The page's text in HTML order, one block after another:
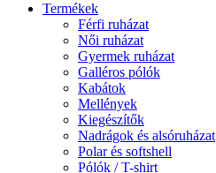
Termékek
Férfi ruházat
Női ruházat
Gyermek ruházat
Galléros pólók
Kabátok
Mellények
Kiegészítők
Nadrágok és alsóruházat
Polar és softshell
Pólók / T-shirt